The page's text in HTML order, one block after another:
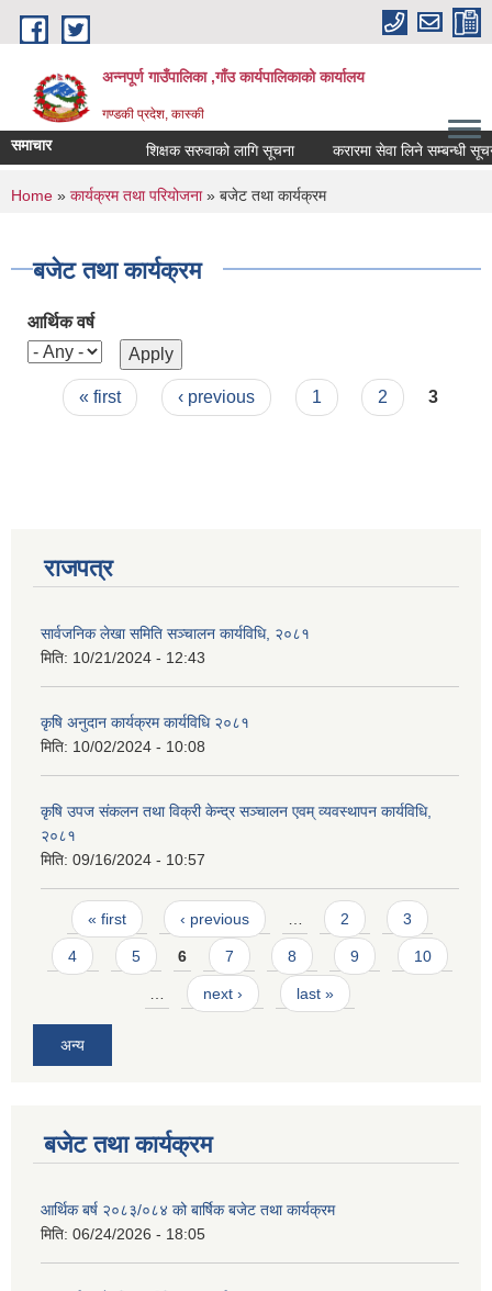
Skip to main content
अन्नपूर्ण गाउँपालिका ,गाँउ कार्यपालिकाको कार्यालय
गण्डकी प्रदेश, कास्की
समाचार शिक्षक सरुवाको लागि सूचना करारमा सेवा लिने सम्बन्धी सूचना
You are here
Home » कार्यक्रम तथा परियोजना» बजेट तथा कार्यक्रम
बजेट तथा कार्यक्रम
आर्थिक वर्ष
Pages
« first ‹ previous 1 2 3
राजपत्र
सार्वजनिक लेखा समिति सञ्चालन कार्यविधि, २०८१
मिति: 10/21/2024 - 12:43
कृषि अनुदान कार्यक्रम कार्यविधि २०८१
मिति: 10/02/2024 - 10:08
कृषि उपज संकलन तथा विक्री केन्द्र सञ्चालन एवम् व्यवस्थापन कार्यविधि,
२०८१
मिति: 09/16/2024 - 10:57
Pages
« first ‹ previous … 2 3
4 5 6 7 8 9 10
… next › last »
अन्य
बजेट तथा कार्यक्रम
आर्थिक बर्ष २०८३/०८४ को बार्षिक बजेट तथा कार्यक्रम
मिति: 06/24/2026 - 18:05